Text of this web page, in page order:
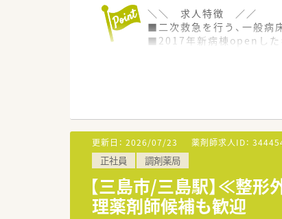
＼＼ 求人特徴 ／／
■二次救急を行う、一般病
■2017年新病棟openした
■現在薬剤師7名在籍。年
■病院求人としては希少！
■夜勤がない為、生活リズ
■三島広小路駅から徒歩2
＼＼ 病院について ／／
■二次救急を行う、196床
■2017年新病棟open。キ
■院外100%。薬剤管理指
更新日： 2026/07/23 薬剤師求人ID：
正社員 調剤薬局
【三島市/三島駅】≪整
理薬剤師候補も歓迎